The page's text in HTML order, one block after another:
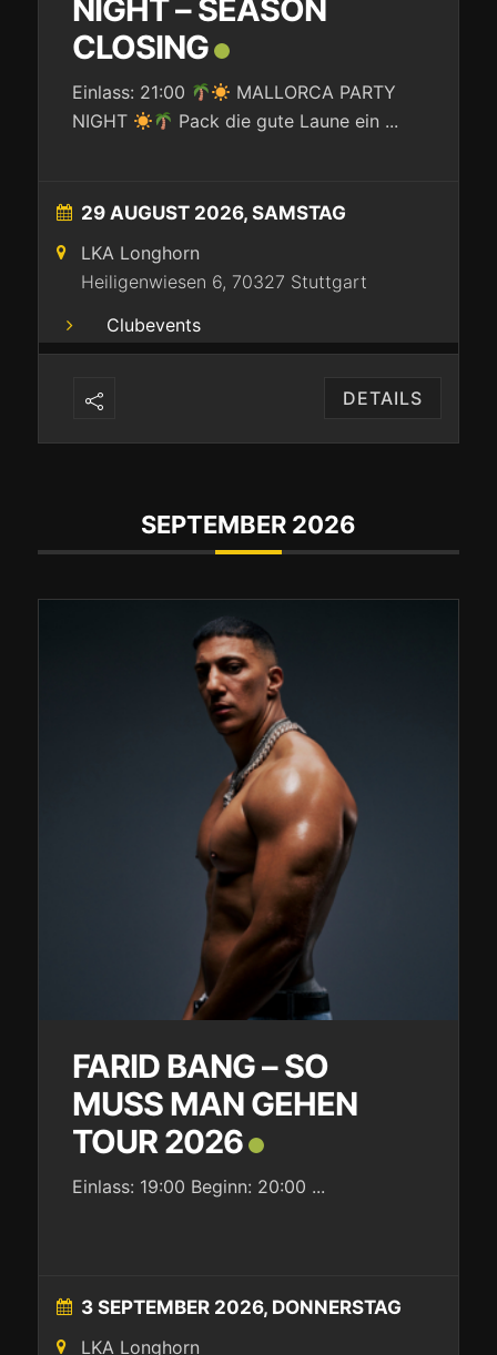
NIGHT – SEASON
CLOSING
Einlass: 21:00
MALLORCA PARTY
NIGHT
Pack die gute Laune ein ...
29 AUGUST 2026, SAMSTAG
LKA Longhorn
Heiligenwiesen 6, 70327 Stuttgart
Clubevents
DETAILS
SEPTEMBER 2026
FARID BANG – SO
MUSS MAN GEHEN
TOUR 2026
Einlass: 19:00 Beginn: 20:00 ...
3 SEPTEMBER 2026, DONNERSTAG
LKA Longhorn